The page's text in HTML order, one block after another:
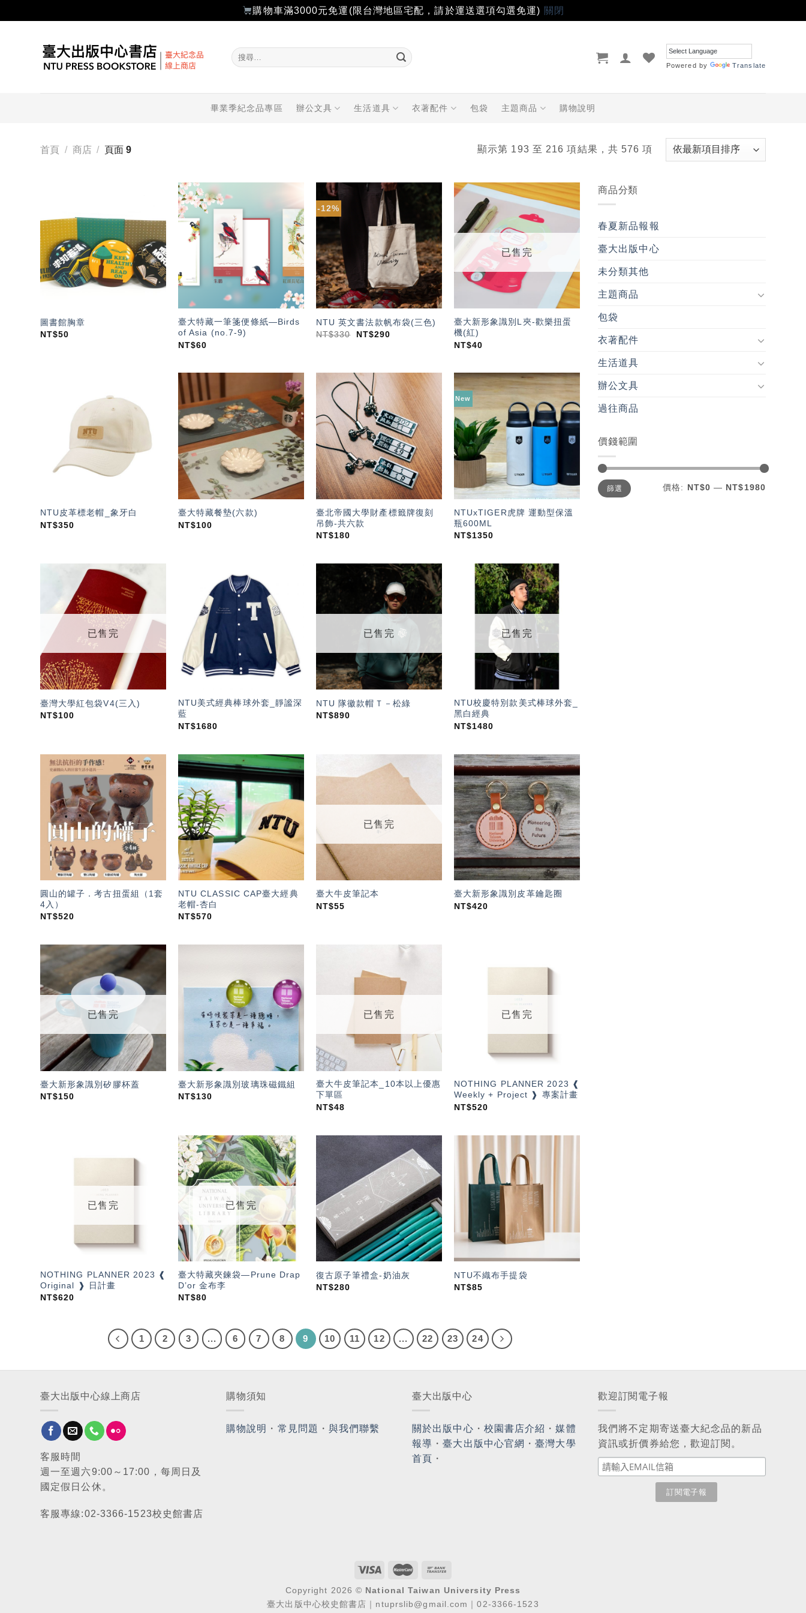
購物車滿3000元免運(限台灣地區宅配，請於運送選項勾選免運) 關閉
搜
尋
Powered by Translate
畢業季紀念品專區 辦公文具 生活道具 衣著配件 包袋 主題商品 購物說明
首頁 / 商店 / 頁面 9 顯示第 193 至 216 項結果，共 576 項
「願
望輕
單」
圖書館胸章
NT$50
「願
望輕
單」
臺大特藏一筆箋便條紙—Birds
of Asia (no.7-9)
NT$60
-12%
望輕
單」
NTU 英文書法款帆布袋(三色)
NT$330 NT$290
加入
望輕
已售完
臺大新形象識別L夾-歡樂扭蛋
機(紅)
NT$40
「願
望輕
單」
NTU皮革標老帽_象牙白
NT$350
加入
「願
望輕
單」
臺大特藏餐墊(六款)
NT$100
加入
望輕
單」
臺北帝國大學財產標籤牌復刻
吊飾-共六款
NT$180
New
加入
「願
望輕
NTUxTIGER虎牌 運動型保溫
瓶600ML
NT$1350
加入
「願
望輕
單」
已售完
臺灣大學紅包袋V4(三入)
NT$100
望輕
單」
NTU美式經典棒球外套_靜謐深
藍
NT$1680
加入
「願
望輕
已售完
NTU 隊徽款帽Ｔ－松綠
NT$890
加入
「願
望輕
已售完
NTU校慶特別款美式棒球外套_
黑白經典
NT$1480
加入
「願
望輕
單」
圓山的罐子．考古扭蛋組（1套
4入）
NT$520
加入
「願
望輕
NTU CLASSIC CAP臺大經典
老帽-杏白
NT$570
「願
望輕
已售完
臺大牛皮筆記本
NT$55
加入
「願
望輕
單」
臺大新形象識別皮革鑰匙圈
NT$420
「願
望輕
單」
已售完
臺大新形象識別矽膠杯蓋
NT$150
加入
「願
望輕
單」
臺大新形象識別玻璃珠磁鐵組
NT$130
望輕
已售完
臺大牛皮筆記本_10本以上優惠
下單區
NT$48
已售完
NOTHING PLANNER 2023 ❰
Weekly + Project ❱ 專案計畫
NT$520
已售完
NOTHING PLANNER 2023 ❰
Original ❱ 日計畫
NT$620
加入
「願
望輕
已售完
臺大特藏夾鍊袋—Prune Drap
D’or 金布李
NT$80
加入
「願
望輕
單」
復古原子筆禮盒-奶油灰
NT$280
NTU不織布手提袋
NT$85
1 2 3 ... 6 7 8 9 10 11 12 ... 22 23 24
商品分類
春夏新品報報
臺大出版中心
未分類其他
主題商品
包袋
衣著配件
生活道具
辦公文具
過往商品
價錢範圍
最
低
價
最
高
價
篩選 價格: NT$0 — NT$1980
臺大出版中心線上商店
客服時間
週一至週六9:00～17:00，每周日及
國定假日公休。
客服專線:02-3366-1523校史館書店
購物須知
購物說明 ・ 常見問題 ・與我們聯繫
臺大出版中心
關於出版中心 ・ 校園書店介紹 ・媒體
報導 ・臺大出版中心官網 ・臺灣大學
首頁 ・
歡迎訂閱電子報
我們將不定期寄送臺大紀念品的新品
資訊或折價券給您，歡迎訂閱。
Copyright 2026 © National Taiwan University Press
臺大出版中心校史館書店｜ntuprslib@gmail.com｜02-3366-1523